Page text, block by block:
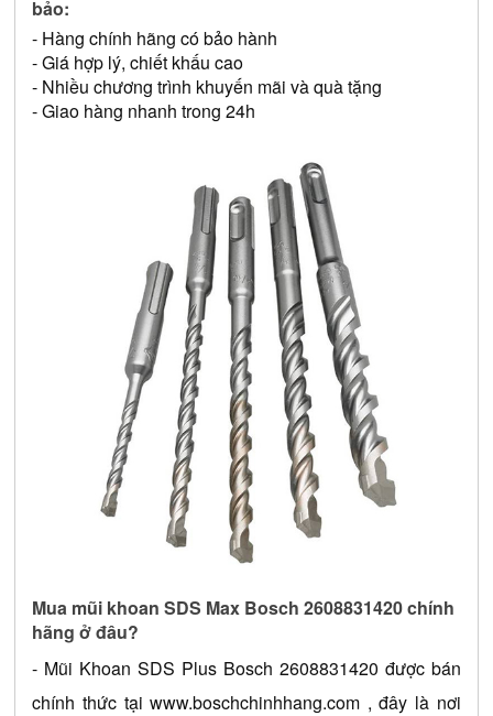
bảo:
- Hàng chính hãng có bảo hành
- Giá hợp lý, chiết khấu cao
- Nhiều chương trình khuyến mãi và quà tặng
- Giao hàng nhanh trong 24h
Mua mũi khoan SDS Max Bosch 2608831420 chính
hãng ở đâu?
- Mũi Khoan SDS Plus Bosch 2608831420 được bán
chính thức tại www.boschchinhhang.com , đây là nơi